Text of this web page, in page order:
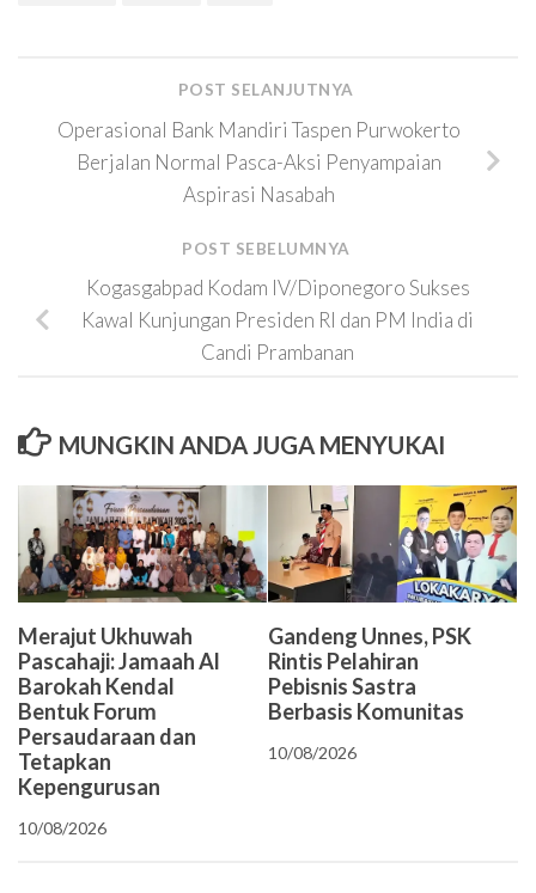
POST SELANJUTNYA
Operasional Bank Mandiri Taspen Purwokerto
Berjalan Normal Pasca-Aksi Penyampaian
Aspirasi Nasabah
POST SEBELUMNYA
Kogasgabpad Kodam IV/Diponegoro Sukses
Kawal Kunjungan Presiden RI dan PM India di
Candi Prambanan
MUNGKIN ANDA JUGA MENYUKAI
Merajut Ukhuwah
Pascahaji: Jamaah Al
Barokah Kendal
Bentuk Forum
Persaudaraan dan
Tetapkan
Kepengurusan
10/08/2026
Gandeng Unnes, PSK
Rintis Pelahiran
Pebisnis Sastra
Berbasis Komunitas
10/08/2026